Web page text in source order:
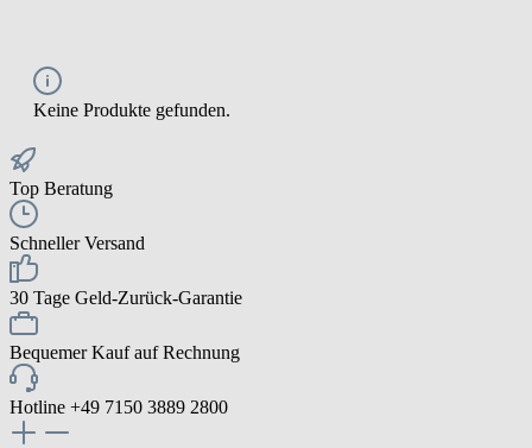
Keine Produkte gefunden.
Top Beratung
Schneller Versand
30 Tage Geld-Zurück-Garantie
Bequemer Kauf auf Rechnung
Hotline +49 7150 3889 2800